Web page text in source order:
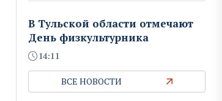
В Тульской области отмечают
День физкультурника
14:11
ВСЕ НОВОСТИ